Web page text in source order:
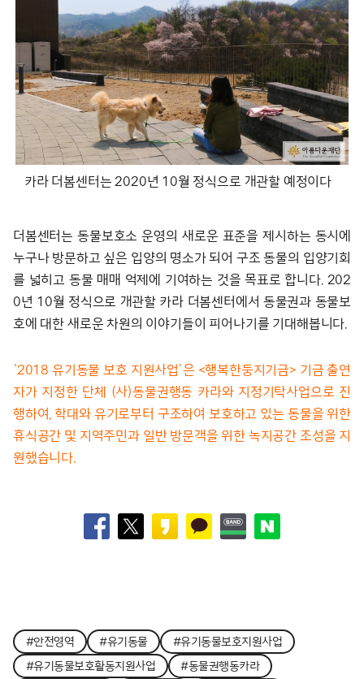
카라 더봄센터는 2020년 10월 정식으로 개관할 예정이다
더봄센터는 동물보호소 운영의 새로운 표준을 제시하는 동시에
누구나 방문하고 싶은 입양의 명소가 되어 구조 동물의 입양기회
를 넓히고 동물 매매 억제에 기여하는 것을 목표로 합니다. 202
0년 10월 정식으로 개관할 카라 더봄센터에서 동물권과 동물보
호에 대한 새로운 차원의 이야기들이 피어나기를 기대해봅니다.
‘2018 유기동물 보호 지원사업’은 <행복한둥지기금> 기금 출연
자가 지정한 단체 (사)동물권행동 카라와 지정기탁사업으로 진
행하여, 학대와 유기로부터 구조하여 보호하고 있는 동물을 위한
휴식공간 및 지역주민과 일반 방문객을 위한 녹지공간 조성을 지
원했습니다.
#안전영역 #유기동물
#유기동물보호지원사업
#유기동물보호활동지원사업
#동물권행동카라